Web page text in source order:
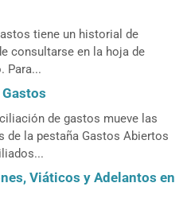
tiene un historial de
consultarse en la hoja de
Para...
de gastos mueve las
de la pestaña Gastos Abiertos
Viáticos y Adelantos en